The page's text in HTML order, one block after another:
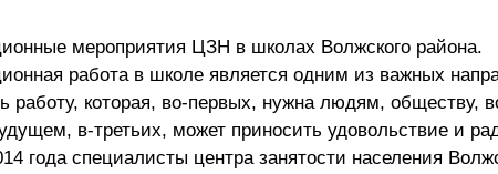
мероприятия ЦЗН в школах Волжского района.
работа в школе является одним из важных
работу, которая, во-первых, нужна людям, обществу,
в-третьих, может приносить удовольствие и
года специалисты центра занятости населения